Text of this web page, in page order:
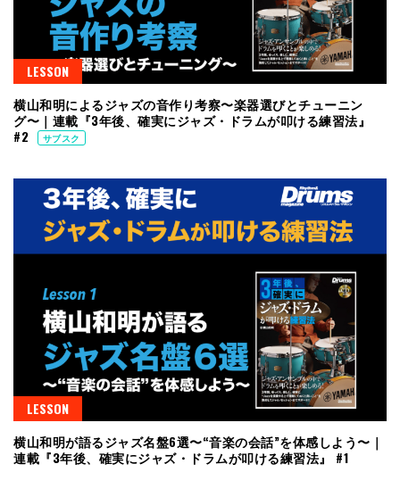
LESSON
横山和明によるジャズの音作り考察〜楽器選びとチューニン
グ〜｜連載『3年後、確実にジャズ・ドラムが叩ける練習法』
#2
サブスク
LESSON
横山和明が語るジャズ名盤6選〜“音楽の会話”を体感しよう〜｜
連載『3年後、確実にジャズ・ドラムが叩ける練習法』 #1